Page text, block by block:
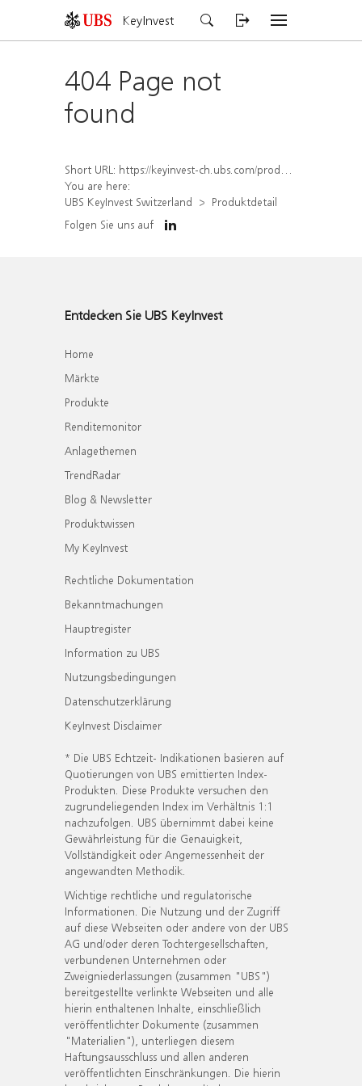
KeyInvest
404 Page not
found
Short URL: https://keyinvest-ch.ubs.com/produkt/detail/index/isin/CH1564518871
You are here:
UBS KeyInvest Switzerland
Produktdetail
Folgen Sie uns auf
Entdecken Sie UBS KeyInvest
Home
Märkte
Produkte
Renditemonitor
Anlagethemen
TrendRadar
Blog & Newsletter
Produktwissen
My KeyInvest
Rechtliche Dokumentation
Bekanntmachungen
Hauptregister
Information zu UBS
Nutzungsbedingungen
Datenschutzerklärung
KeyInvest Disclaimer
* Die UBS Echtzeit- Indikationen basieren auf
Quotierungen von UBS emittierten Index-
Produkten. Diese Produkte versuchen den
zugrundeliegenden Index im Verhältnis 1:1
nachzufolgen. UBS übernimmt dabei keine
Gewährleistung für die Genauigkeit,
Vollständigkeit oder Angemessenheit der
angewandten Methodik.
Wichtige rechtliche und regulatorische
Informationen. Die Nutzung und der Zugriff
auf diese Webseiten oder andere von der UBS
AG und/oder deren Tochtergesellschaften,
verbundenen Unternehmen oder
Zweigniederlassungen (zusammen "UBS")
bereitgestellte verlinkte Webseiten und alle
hierin enthaltenen Inhalte, einschließlich
veröffentlichter Dokumente (zusammen
"Materialien"), unterliegen diesem
Haftungsausschluss und allen anderen
veröffentlichten Einschränkungen. Die hierin